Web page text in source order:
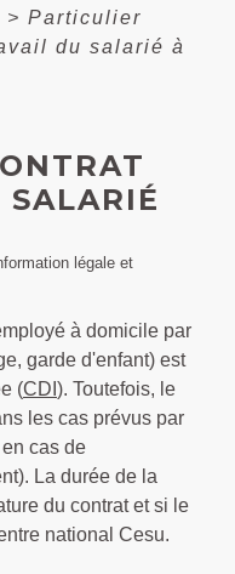
> Particulier
du salarié à
légale et
à domicile par
garde d'enfant) est
(CDI ). Toutefois, le
les cas prévus par
cas de
La durée de la
du contrat et si le
national Cesu.